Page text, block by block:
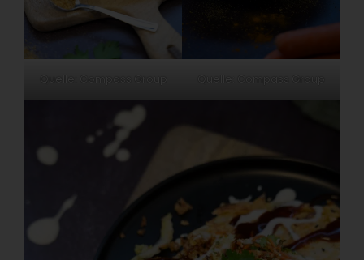
Quelle: Compass Group Quelle: Compass Group